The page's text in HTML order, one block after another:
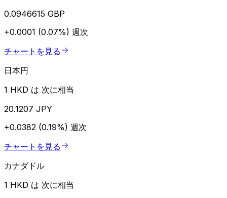
0.0946615 GBP
+0.0001 (0.07%) 週次
チャートを見る
日本円
1 HKD は 次に相当
20.1207 JPY
+0.0382 (0.19%) 週次
チャートを見る
カナダドル
1 HKD は 次に相当